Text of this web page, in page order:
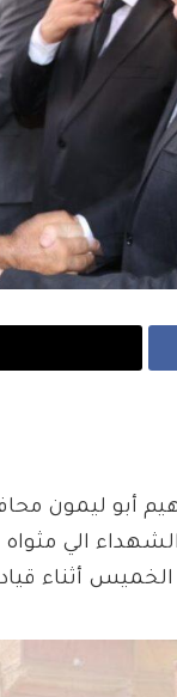
أبو ليمون
الي
أثناء